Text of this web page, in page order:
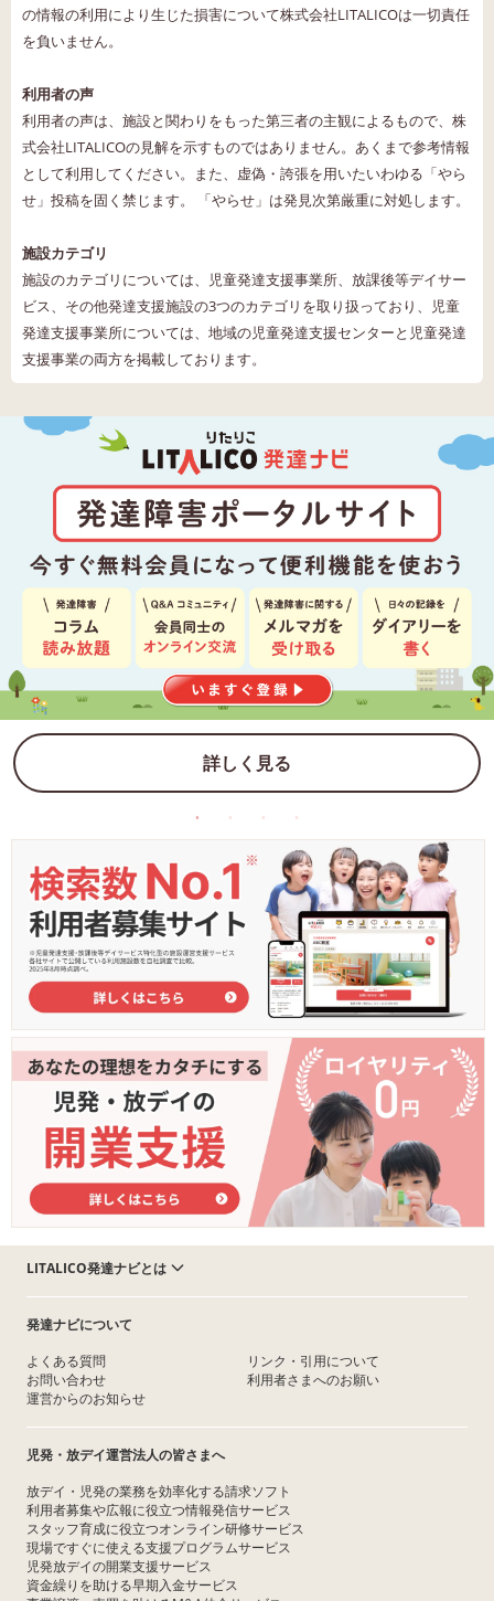
の情報の利用により生じた損害について株式会社LITALICOは一切責任
を負いません。
利用者の声
利用者の声は、施設と関わりをもった第三者の主観によるもので、株
式会社LITALICOの見解を示すものではありません。あくまで参考情報
として利用してください。また、虚偽・誇張を用いたいわゆる「やら
せ」投稿を固く禁じます。 「やらせ」は発見次第厳重に対処します。
施設カテゴリ
施設のカテゴリについては、児童発達支援事業所、放課後等デイサー
ビス、その他発達支援施設の3つのカテゴリを取り扱っており、児童
発達支援事業所については、地域の児童発達支援センターと児童発達
支援事業の両方を掲載しております。
詳しく見る
LITALICO発達ナビとは
発達ナビについて
よくある質問
お問い合わせ
運営からのお知らせ
リンク・引用について
利用者さまへのお願い
児発・放デイ運営法人の皆さまへ
放デイ・児発の業務を効率化する請求ソフト
利用者募集や広報に役立つ情報発信サービス
スタッフ育成に役立つオンライン研修サービス
現場ですぐに使える支援プログラムサービス
児発放デイの開業支援サービス
資金繰りを助ける早期入金サービス